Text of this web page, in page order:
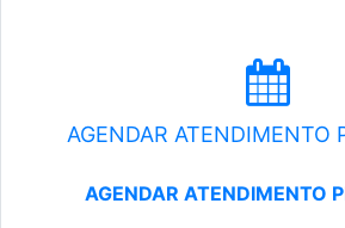
AGENDAR ATENDIMENTO
AGENDAR ATENDIMENTO